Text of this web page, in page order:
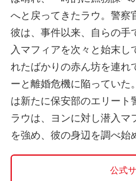
へと戻ってきたラウ。警察
彼は、事件以来、自らの手
入マフィアを次々と始末し
れたばかりの赤ん坊を連れ
ーと離婚危機に陥っていた
は新たに保安部のエリート
ラウは、ヨンに対し潜入マ
を強め、彼の身辺を調べ始
公式